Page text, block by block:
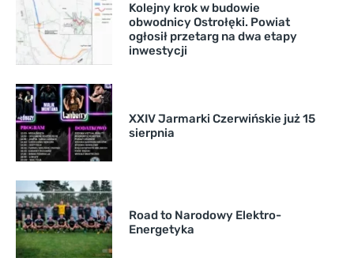
Kolejny krok w budowie
obwodnicy Ostrołęki. Powiat
ogłosił przetarg na dwa etapy
inwestycji
XXIV Jarmarki Czerwińskie już 15
sierpnia
Road to Narodowy Elektro-
Energetyka